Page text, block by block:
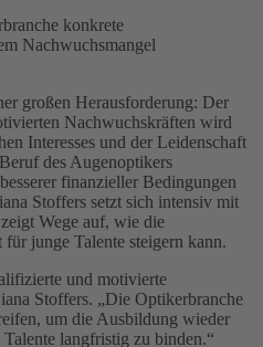
konkrete
Nachwuchsmangel
großen Herausforderung: Der
Nachwuchskräften wird
Interesses und der Leidenschaft
des Augenoptikers
finanzieller Bedingungen
Stoffers setzt sich intensiv mit
Wege auf, wie die
junge Talente steigern kann.
und motivierte
Stoffers. „Die Optikerbranche
um die Ausbildung wieder
langfristig zu binden.“